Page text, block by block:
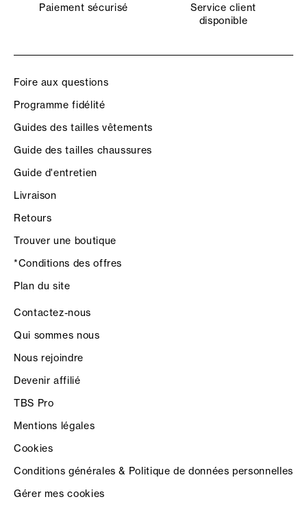
Paiement sécurisé
Service client
disponible
Foire aux questions
Programme fidélité
Guides des tailles vêtements
Guide des tailles chaussures
Guide d'entretien
Livraison
Retours
Trouver une boutique
*Conditions des offres
Plan du site
Contactez-nous
Qui sommes nous
Nous rejoindre
Devenir affilié
TBS Pro
Mentions légales
Cookies
Conditions générales & Politique de données personnelles
Gérer mes cookies